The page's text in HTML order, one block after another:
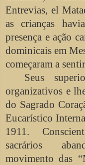
Entrevias, el
as crianças
presença e ação
dominicais em
começaram a
Seus
organizativos e
do Sagrado
Eucarístico
1911.
sacrários
movimento das